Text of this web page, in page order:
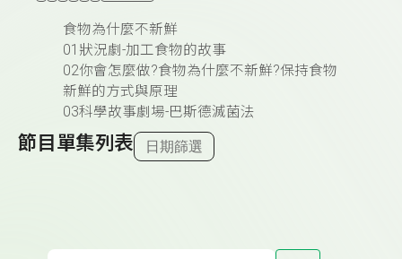
食物為什麼不新鮮
01狀況劇-加工食物的故事
02你會怎麼做?食物為什麼不新鮮?保持食物
新鮮的方式與原理
03科學故事劇場-巴斯德滅菌法
節目單集列表 日期篩選